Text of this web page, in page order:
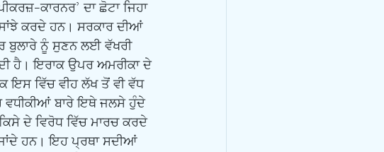
ਕਾਰਨਰ’ ਦਾ ਛੋਟਾ ਜਿਹਾ
ਕਰਦੇ ਹਨ। ਸਰਕਾਰ ਦੀਆਂ
ਬੁਲਾਰੇ ਨੂੰ ਸੁਣਨ ਲਈ ਵੱਖਰੀ
ਹੈ। ਇਰਾਕ ਉਪਰ ਅਮਰੀਕਾ ਦੇ
ਵਿੱਚ ਵੀਹ ਲੱਖ ਤੋਂ ਵੀ ਵੱਧ
ਬਾਰੇ ਇਥੇ ਜਲਸੇ ਹੁੰਦੇ
ਦੇ ਵਿਰੋਧ ਵਿੱਚ ਮਾਰਚ ਕਰਦੇ
ਹਨ। ਇਹ ਪ੍ਰਥਾ ਸਦੀਆਂ